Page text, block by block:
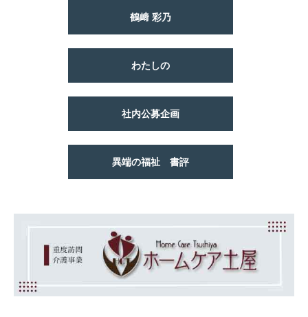
鶴﨑 彩乃
わたしの
社内公募企画
異端の福祉 書評